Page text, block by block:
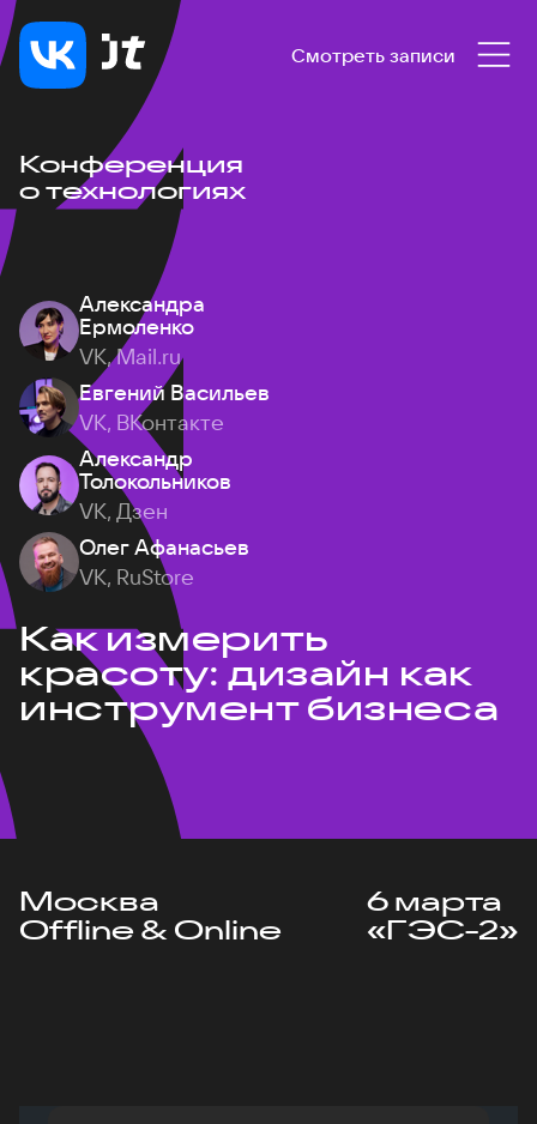
Смотреть записи
Конференция
о технологиях
Александра
Ермоленко
VK, Mail.ru
Евгений Васильев
VK, ВКонтакте
Александр
Толокольников
VK, Дзен
Олег Афанасьев
VK, RuStore
Как измерить
красоту: дизайн как
инструмент бизнеса
Москва
Offline & Online
6 марта
«ГЭС-2»